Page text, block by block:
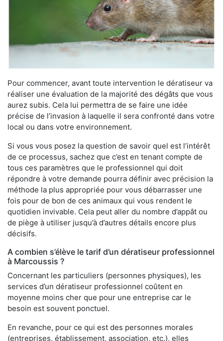
Pour commencer, avant toute intervention le dératiseur va
réaliser une évaluation de la majorité des dégâts que vous
aurez subis. Cela lui permettra de se faire une idée
précise de l’invasion à laquelle il sera confronté dans votre
local ou dans votre environnement.
Si vous vous posez la question de savoir quel est l’intérêt
de ce processus, sachez que c’est en tenant compte de
tous ces paramètres que le professionnel qui doit
répondre à votre demande pourra définir avec précision la
méthode la plus appropriée pour vous débarrasser une
fois pour de bon de ces animaux qui vous rendent le
quotidien invivable. Cela peut aller du nombre d’appât ou
de piège à utiliser jusqu’à d’autres détails encore plus
décisifs.
A combien s’élève le tarif d’un dératiseur professionnel
à Marcoussis ?
Concernant les particuliers (personnes physiques), les
services d’un dératiseur professionnel coûtent en
moyenne moins cher que pour une entreprise car le
besoin est souvent ponctuel.
En revanche, pour ce qui est des personnes morales
(entreprises, établissement, association, etc.), elles